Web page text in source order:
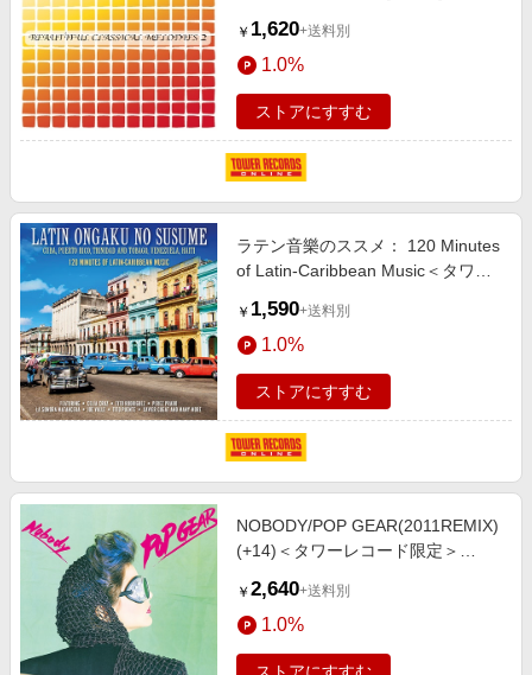
￥ 1,620+送料別
1.0%
ストアにすすむ
ラテン音樂のススメ： 120 Minutes
of Latin-Caribbean Music＜タワー
￥ 1,590+送料別
1.0%
ストアにすすむ
NOBODY/POP GEAR(2011REMIX)
(+14)＜タワーレコード限定＞
￥ 2,640+送料別
1.0%